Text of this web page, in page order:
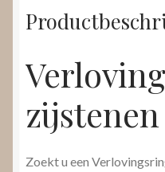
zijstenen
Zoekt u een